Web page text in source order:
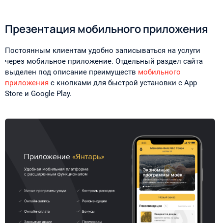
Презентация мобильного приложения
Постоянным клиентам удобно записываться на услуги
через мобильное приложение. Отдельный раздел сайта
выделен под описание преимуществ мобильного
приложения с кнопками для быстрой установки с App
Store и Google Play.